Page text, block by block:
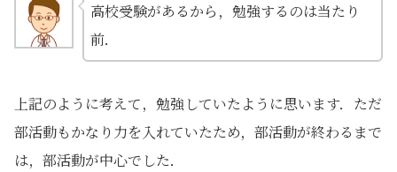
高校受験があるから，勉強するのは当たり
前．
上記のように考えて，勉強していたように思います．ただ
部活動もかなり力を入れていたため，部活動が終わるまで
は，部活動が中心でした．